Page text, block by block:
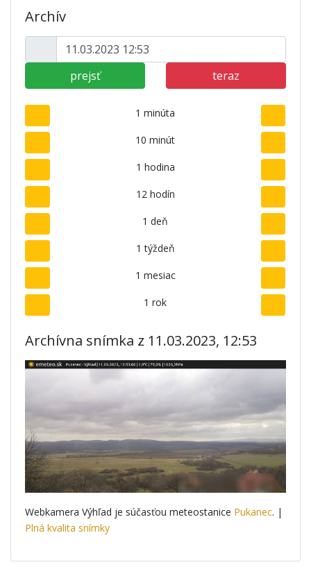
Archív
prejsť teraz
1 minúta
10 minút
1 hodina
12 hodín
1 deň
1 týždeň
1 mesiac
1 rok
Archívna snímka z 11.03.2023, 12:53
Webkamera Výhľad je súčasťou meteostanice Pukanec. |
Plná kvalita snímky